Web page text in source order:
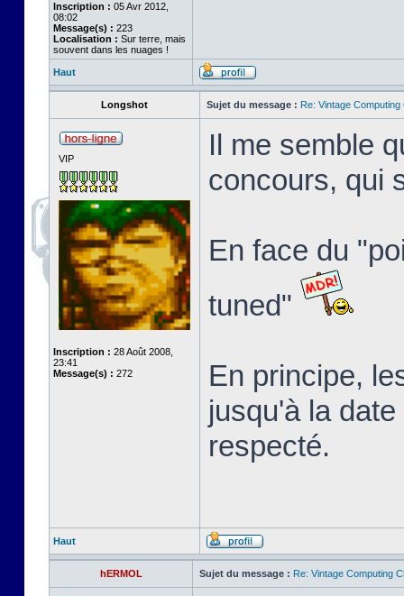
Inscription : 05 Avr 2012,
08:02
Message(s) : 223
Localisation : Sur terre, mais
souvent dans les nuages !
Haut
Longshot Sujet du message : Re: Vintage
VIP
Inscription : 28 Août 2008,
23:41
Message(s) : 272
Il me semble
concours, qui
En face du
tuned"
En principe,
jusqu'à la
respecté.
Haut
hERMOL Sujet du message : Re: Vintage Computing